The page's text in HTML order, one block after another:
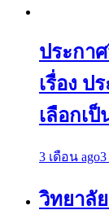
ประกา
เรื่อง ป
เลือกเ
3 เดือน ago3
วิทยาลั